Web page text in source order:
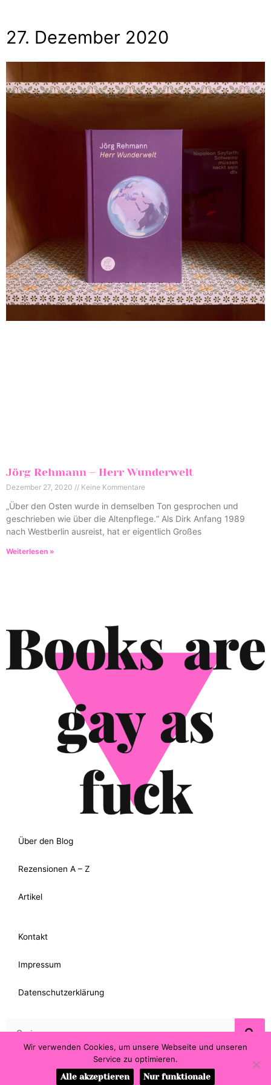
27. Dezember 2020
Jörg Rehmann – Herr Wunderwelt
Dezember 27, 2020 Keine Kommentare
„Über den Osten wurde in demselben Ton gesprochen und
geschrieben wie über die Altenpflege.“ Als Dirk Anfang 1989
nach Westberlin ausreist, hat er eigentlich Großes
Weiterlesen »
Über den Blog
Rezensionen A – Z
Artikel
Kontakt
Impressum
Datenschutzerklärung
Wir verwenden Cookies, um unsere Webseite und unseren
Service zu optimieren.
Alle akzeptieren
Nur funktionale